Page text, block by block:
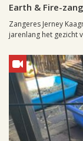
Earth & Fire-
Zangeres Jerney
jarenlang het gezicht